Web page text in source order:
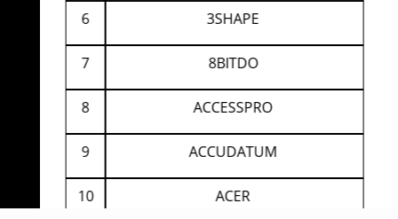
6 3SHAPE
7 8BITDO
8 ACCESSPRO
9 ACCUDATUM
10 ACER